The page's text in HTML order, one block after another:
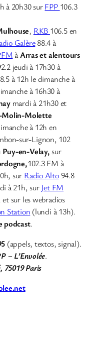
à 20h30 surFPP 106.3
, RKB 106.5 en
Galère88.4 à
àArras et alentours
jeudi à 17h30 à
à 12h le dimanche à
à 16h30 à
mardi à 21h30 et
Molin-Molette
à 12h en
sur-Lignon, 102
Puy-en-Velay,sur
102.3 FM à
sur Radio Alto94.8
à 21h, sur Jet FM
sur les webradios
Station (lundi à 13h).
podcast.
(appels, textos, signal).
– L’Envolée.
75019 Paris